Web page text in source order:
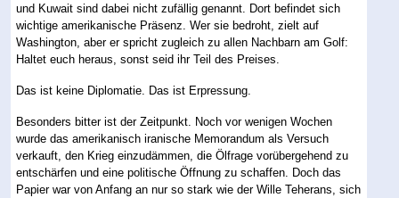
und Kuwait sind dabei nicht zufällig genannt. Dort befindet sich
wichtige amerikanische Präsenz. Wer sie bedroht, zielt auf
Washington, aber er spricht zugleich zu allen Nachbarn am Golf:
Haltet euch heraus, sonst seid ihr Teil des Preises.
Das ist keine Diplomatie. Das ist Erpressung.
Besonders bitter ist der Zeitpunkt. Noch vor wenigen Wochen
wurde das amerikanisch iranische Memorandum als Versuch
verkauft, den Krieg einzudämmen, die Ölfrage vorübergehend zu
entschärfen und eine politische Öffnung zu schaffen. Doch das
Papier war von Anfang an nur so stark wie der Wille Teherans, sich